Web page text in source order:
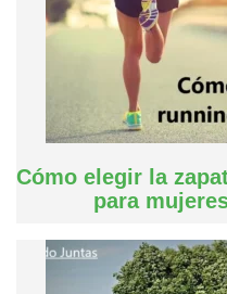
Cómo elegir la
para